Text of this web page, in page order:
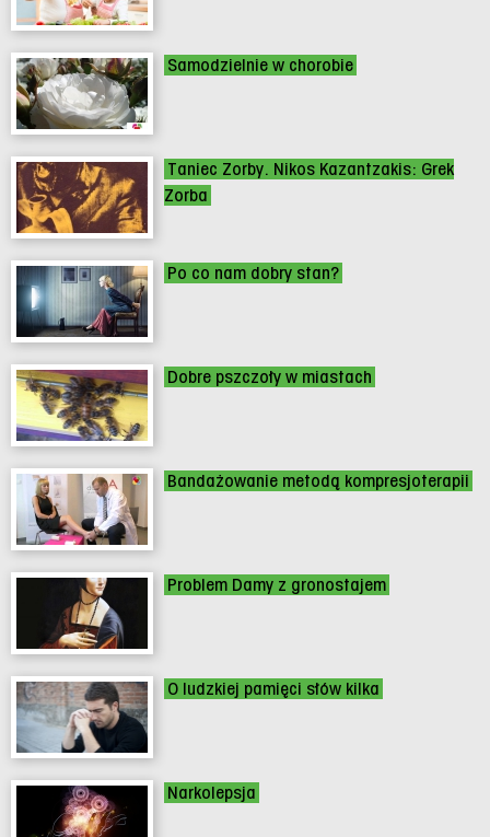
Samodzielnie w chorobie
Taniec Zorby. Nikos Kazantzakis: Grek
Zorba
Po co nam dobry stan?
Dobre pszczoły w miastach
Bandażowanie metodą kompresjoterapii
Problem Damy z gronostajem
O ludzkiej pamięci słów kilka
Narkolepsja